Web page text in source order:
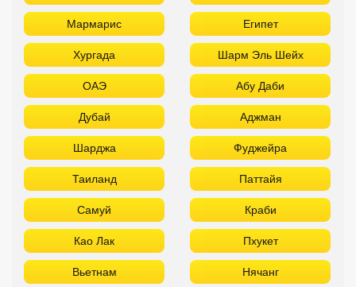
Мармарис Египет
Хургада Шарм Эль Шейх
ОАЭ Абу Даби
Дубай Аджман
Шарджа Фуджейра
Таиланд Паттайя
Самуй Краби
Као Лак Пхукет
Вьетнам Нячанг